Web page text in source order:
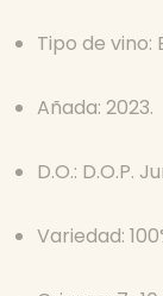
Tipo de
Añada: 2023.
D.O.: D.O.P.
Variedad: